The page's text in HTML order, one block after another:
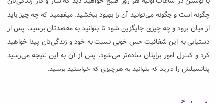
چگونه است و چگونه می‌توانید آن را بهبود ببخشید. میفهمید که چه چیز باید
از میان برود و چه چیزی جایگزین شود تا بتوانید به مقصدتان برسید. پس از
دستیابی به این شفافیت حس خوبی نسبت به خود و زندگی‌تان پیدا خواهید
کرد و کنترل امور برایتان ساده‌تر می‌شود. پس از آن به این نتیجه می‌رسید
پتانسیلش را دارید که بتوانید به هرچیزی که خواستید برسید.